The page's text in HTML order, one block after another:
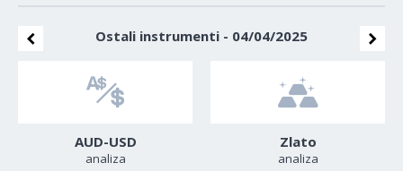
Ostali instrumenti - 04/04/2025
AUD-USD
analiza
Zlato
analiza